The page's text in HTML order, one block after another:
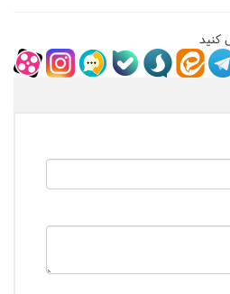
کنید